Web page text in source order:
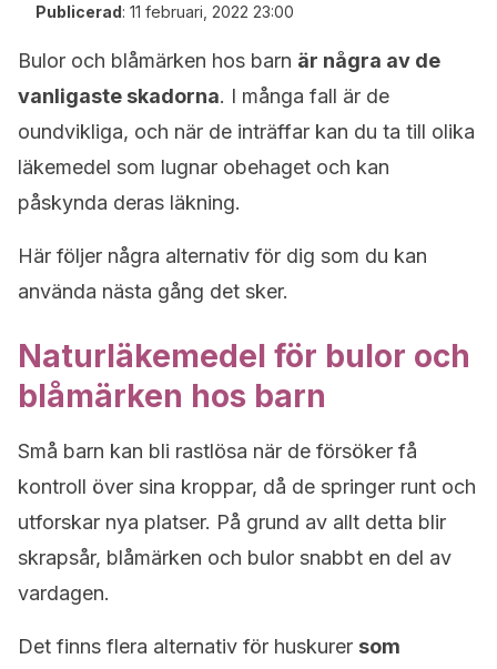
Publicerad: 11 februari, 2022 23:00
Bulor och blåmärken hos barn är några av de
vanligaste skadorna. I många fall är de
oundvikliga, och när de inträffar kan du ta till olika
läkemedel som lugnar obehaget och kan
påskynda deras läkning.
Här följer några alternativ för dig som du kan
använda nästa gång det sker.
Naturläkemedel för bulor och
blåmärken hos barn
Små barn kan bli rastlösa när de försöker få
kontroll över sina kroppar, då de springer runt och
utforskar nya platser. På grund av allt detta blir
skrapsår, blåmärken och bulor snabbt en del av
vardagen.
Det finns flera alternativ för huskurer som